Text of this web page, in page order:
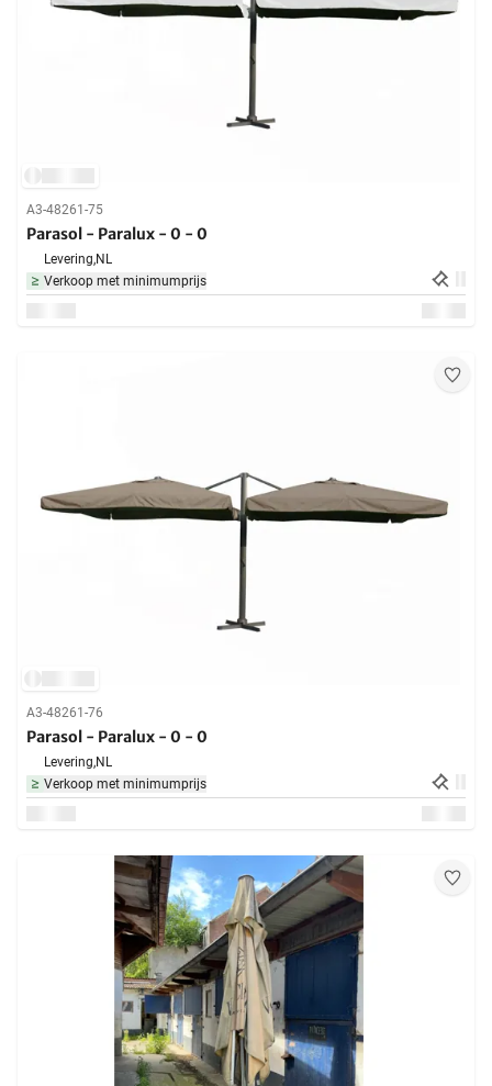
A3-48261-75
Parasol - Paralux - 0 - 0
Levering,NL
Verkoop met minimumprijs
A3-48261-76
Parasol - Paralux - 0 - 0
Levering,NL
Verkoop met minimumprijs